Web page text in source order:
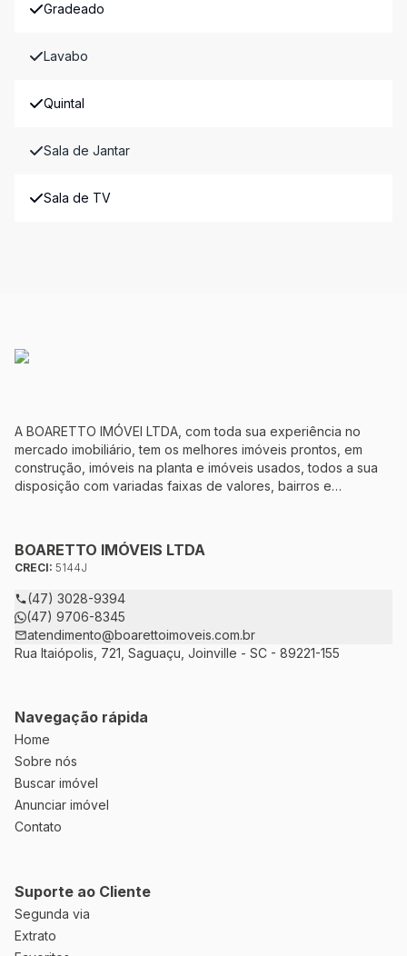
Gradeado
Lavabo
Quintal
Sala de Jantar
Sala de TV
A BOARETTO IMÓVEI LTDA, com toda sua experiência no
mercado imobiliário, tem os melhores imóveis prontos, em
construção, imóveis na planta e imóveis usados, todos a sua
disposição com variadas faixas de valores, bairros e
ao CRECI-5144J – estarão sempre prontos para responder-lhe
todas as suas dúvidas sobre casas, apartamentos, terrenos,
salas comerciais e outros produtos imobiliários.
BOARETTO IMÓVEIS LTDA
CRECI: 5144J
(47) 3028-9394
(47) 9706-8345
atendimento@boarettoimoveis.com.br
Rua Itaiópolis, 721, Saguaçu, Joinville - SC - 89221-155
Navegação rápida
Home
Sobre nós
Buscar imóvel
Anunciar imóvel
Contato
Suporte ao Cliente
Segunda via
Extrato